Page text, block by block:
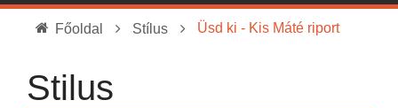
Főoldal Stílus Üsd ki - Kis Máté riport
Stilus